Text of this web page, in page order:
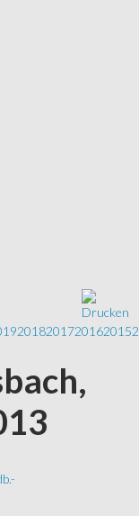
2018201720162015